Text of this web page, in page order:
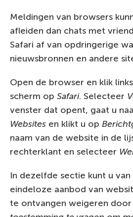
Meldingen van browsers
afleiden dan chats met
Safari af van opdringerige
nieuwsbronnen en andere
Open de browser en klik
scherm op Safari. Selecteer
venster dat opent, gaat u
Websites en klikt u op
naam van de website in de
rechterklant en selecteer
In dezelfde sectie kunt u
eindeloze aanbod van
te ontvangen weigeren door